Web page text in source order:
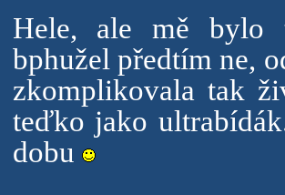
Hele, ale mě bylo
bphužel předtím ne,
zkomplikovala tak
teďko jako
dobu